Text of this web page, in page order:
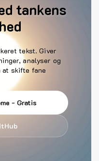
tankens
tekst. Giver
analyser og
skifte fane
- Gratis